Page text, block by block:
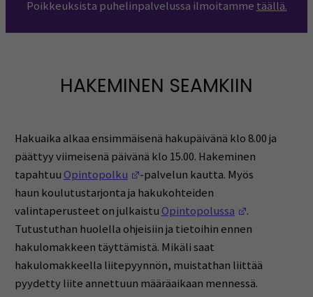
Poikkeuksista puhelinpalvelussa ilmoitamme täällä.
HAKEMINEN SEAMKIIN
Hakuaika alkaa ensimmäisenä hakupäivänä klo 8.00 ja
päättyy viimeisenä päivänä klo 15.00. Hakeminen
tapahtuu Opintopolku (Avautuu uuteen ikkunaan)
-palvelun kautta. Myös
haun koulutustarjonta ja hakukohteiden
valintaperusteet on julkaistu Opintopolussa (Avautuu
.
Tutustuthan huolella ohjeisiin ja tietoihin ennen
hakulomakkeen täyttämistä. Mikäli saat
hakulomakkeella liitepyynnön, muistathan liittää
pyydetty liite annettuun määräaikaan mennessä.